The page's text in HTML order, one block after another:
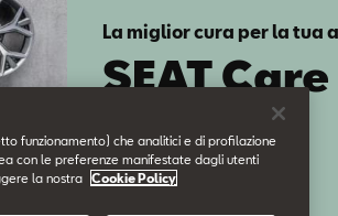
La miglior cura per la tua
SEAT
funzionamento) che analitici e di profilazione
con le preferenze manifestate dagli utenti
la nostra
Cookie Policy